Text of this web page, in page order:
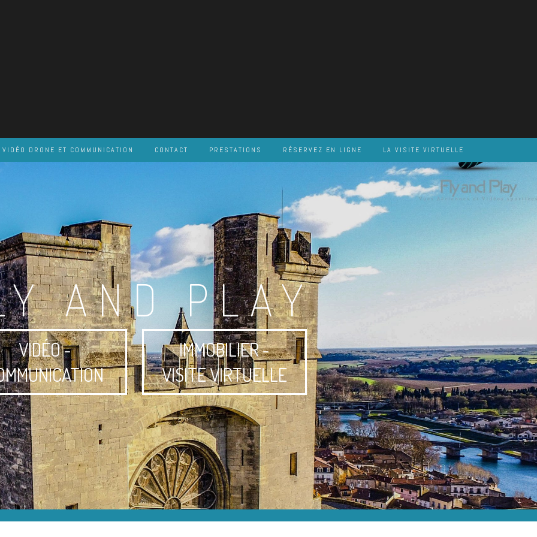
VIDÉO DRONE ET COMMUNICATION CONTACT PRESTATIONS RÉSERVEZ EN LIGNE LA VISITE VIRTUELLE
AND PLAY
VIDÉO -
IMMOBILIER -
VISITE VIRTUELLE